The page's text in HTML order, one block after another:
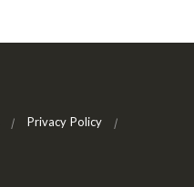
Privacy Policy